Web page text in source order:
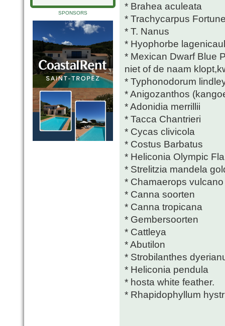
SPONSORS
* Brahea aculeata
* Trachycarpus
* T. Nanus
* Hyophorbe
* Mexican Dwarf Blue
niet of de naam
* Typhonodorum
* Anigozanthos
* Adonidia merrillii
* Tacca Chantrieri
* Cycas clivicola
* Costus Barbatus
* Heliconia Olympic
* Strelitzia mandela
* Chamaerops vulcano
* Canna soorten
* Canna tropicana
* Gembersoorten
* Cattleya
* Abutilon
* Strobilanthes
* Heliconia pendula
* hosta white feather.
* Rhapidophyllum